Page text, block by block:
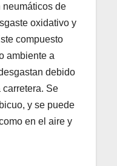
de
oxidativo y
compuesto
ambiente a
debido
Se
y se puede
en el aire y